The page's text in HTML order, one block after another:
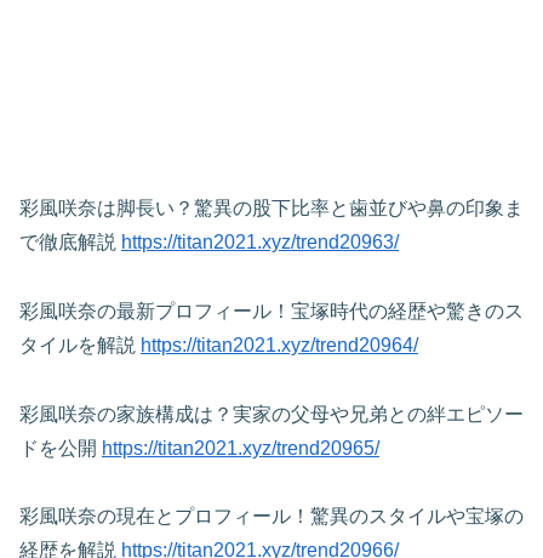
彩風咲奈は脚長い？驚異の股下比率と歯並びや鼻の印象ま
で徹底解説 https://titan2021.xyz/trend20963/
彩風咲奈の最新プロフィール！宝塚時代の経歴や驚きのス
タイルを解説 https://titan2021.xyz/trend20964/
彩風咲奈の家族構成は？実家の父母や兄弟との絆エピソー
ドを公開 https://titan2021.xyz/trend20965/
彩風咲奈の現在とプロフィール！驚異のスタイルや宝塚の
経歴を解説 https://titan2021.xyz/trend20966/